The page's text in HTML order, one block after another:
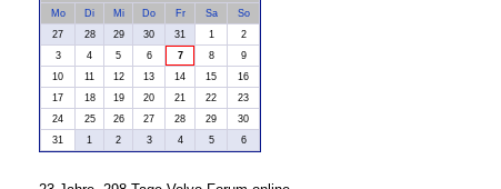
Mo
Di Mi Do Fr Sa
So
27
28 29 30 31 1
2
3
4 5 6 7 8
9
10
11 12 13 14 15
16
17
18 19 20 21 22
23
24
25 26 27 28 29
30
31
1 2 3 4 5 6